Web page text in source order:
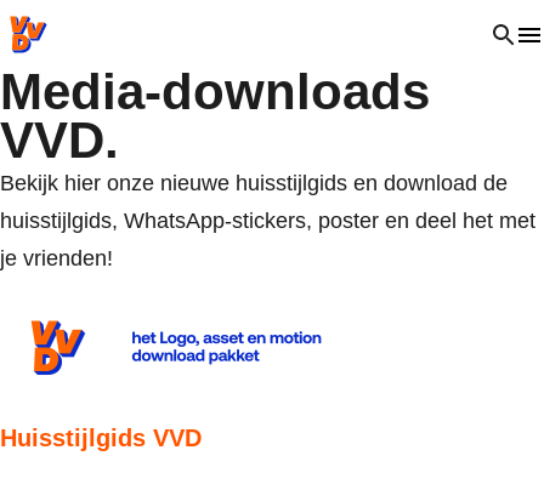
VVD.nl - Ga naar de homepage Open
Media-downloads
VVD.
Bekijk hier onze nieuwe huisstijlgids en download de
huisstijlgids, WhatsApp-stickers, poster en deel het met
je vrienden!
Huisstijlgids VVD